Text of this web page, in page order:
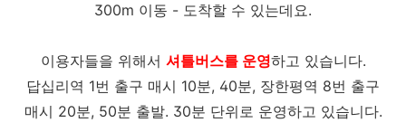
300m 이동 - 도착할 수 있는데요.
이용자들을 위해서 셔틀버스를 운영하고 있습니다.
답십리역 1번 출구 매시 10분, 40분, 장한평역 8번 출구
매시 20분, 50분 출발. 30분 단위로 운영하고 있습니다.